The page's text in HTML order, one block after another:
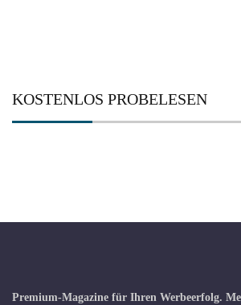
KOSTENLOS PROBELESEN
Premium-Magazine für Ihren Werbeerfolg.